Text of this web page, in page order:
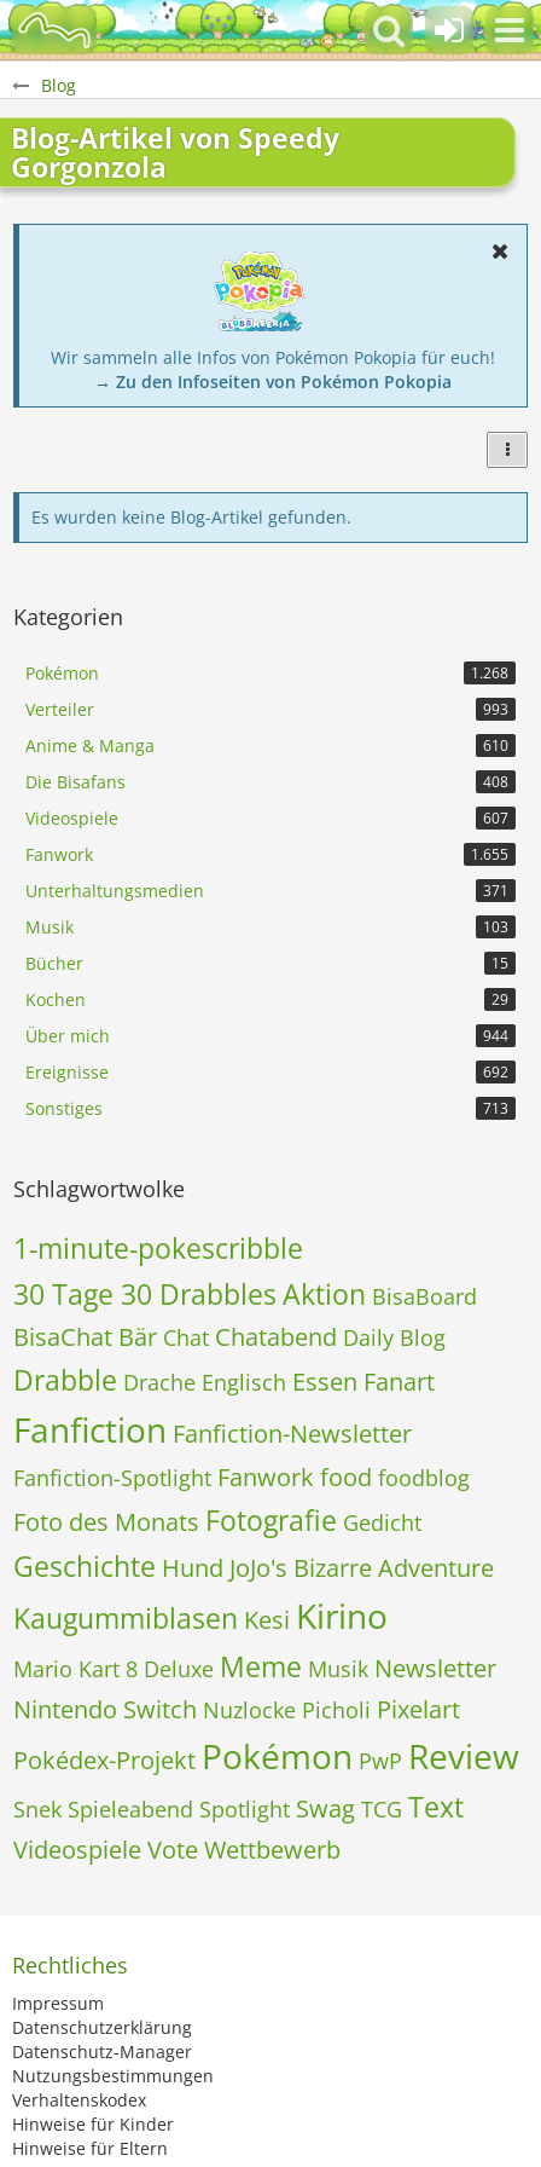
Blog
Blog-Artikel von Speedy
Gorgonzola
Wir sammeln alle Infos von Pokémon Pokopia für euch!
→ Zu den Infoseiten von Pokémon Pokopia
Es wurden keine Blog-Artikel gefunden.
Kategorien
Pokémon 1.268
Verteiler 993
Anime & Manga 610
Die Bisafans 408
Videospiele 607
Fanwork 1.655
Unterhaltungsmedien 371
Musik 103
Bücher 15
Kochen 29
Über mich 944
Ereignisse 692
Sonstiges 713
Schlagwortwolke
1-minute-pokescribble
30 Tage 30 DrabblesAktion BisaBoard
BisaChat Bär Chat Chatabend Daily Blog
Drabble Drache Englisch Essen Fanart
Fanfiction Fanfiction-Newsletter
Fanfiction-Spotlight Fanwork food foodblog
Foto des Monats Fotografie Gedicht
Geschichte Hund JoJo's Bizarre Adventure
Kaugummiblasen Kesi Kirino
Mario Kart 8 Deluxe Meme Musik Newsletter
Nintendo Switch Nuzlocke Picholi Pixelart
Pokédex-Projekt Pokémon PwP Review
Snek Spieleabend Spotlight Swag TCG Text
VideospieleVoteWettbewerb
Rechtliches
Impressum
Datenschutzerklärung
Datenschutz-Manager
Nutzungsbestimmungen
Verhaltenskodex
Hinweise für Kinder
Hinweise für Eltern